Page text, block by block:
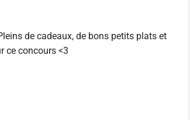
de cadeaux, de bons petits plats et
ce concours <3